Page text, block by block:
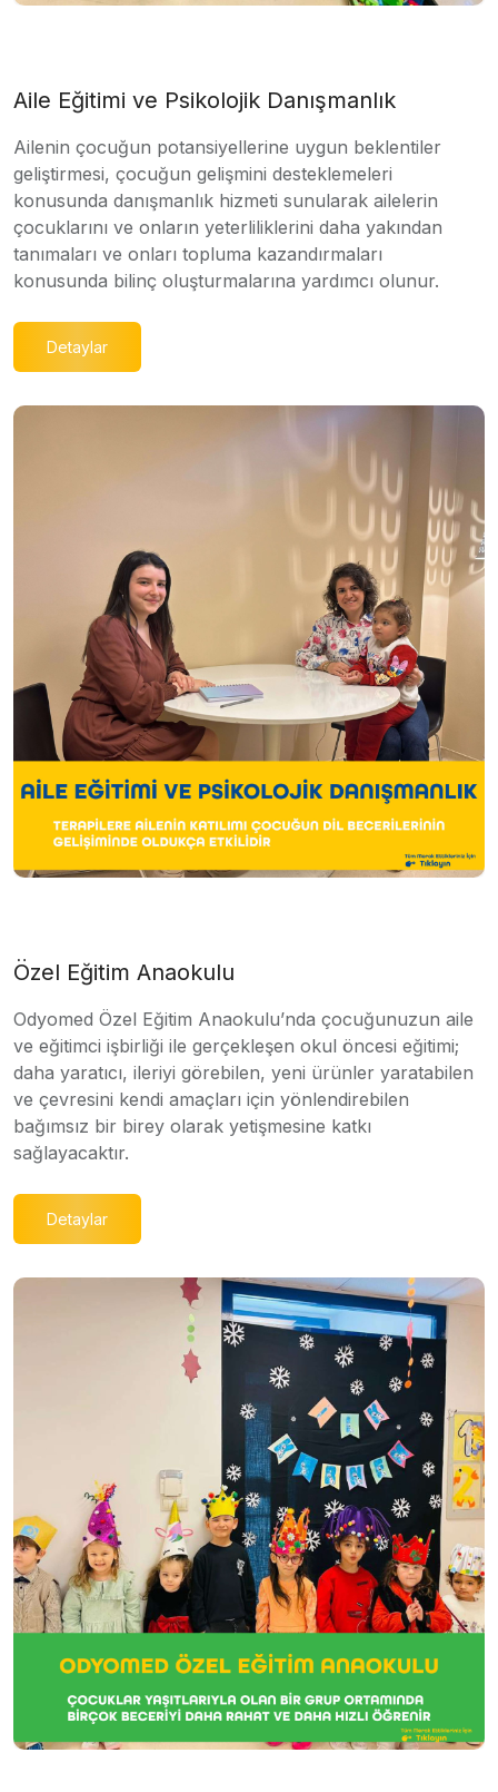
Aile Eğitimi ve Psikolojik Danışmanlık
Ailenin çocuğun potansiyellerine uygun beklentiler
geliştirmesi, çocuğun gelişmini desteklemeleri
konusunda danışmanlık hizmeti sunularak ailelerin
çocuklarını ve onların yeterliliklerini daha yakından
tanımaları ve onları topluma kazandırmaları
konusunda bilinç oluşturmalarına yardımcı olunur.
Detaylar
Özel Eğitim Anaokulu
Odyomed Özel Eğitim Anaokulu’nda çocuğunuzun aile
ve eğitimci işbirliği ile gerçekleşen okul öncesi eğitimi;
daha yaratıcı, ileriyi görebilen, yeni ürünler yaratabilen
ve çevresini kendi amaçları için yönlendirebilen
bağımsız bir birey olarak yetişmesine katkı
sağlayacaktır.
Detaylar